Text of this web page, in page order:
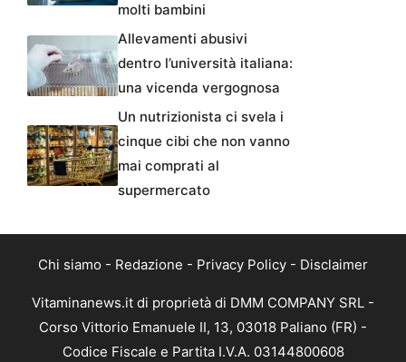
molti bambini
Allevamenti abusivi
dentro l’università italiana:
una vicenda vergognosa
Un nutrizionista ci svela i
cinque cibi che non vanno
mai comprati al
supermercato
Chi siamo - Redazione - Privacy Policy - Disclaimer
Vitaminanews.it di proprietà di DMM COMPANY SRL -
Corso Vittorio Emanuele II, 13, 03018 Paliano (FR) -
Codice Fiscale e Partita I.V.A. 03144800608